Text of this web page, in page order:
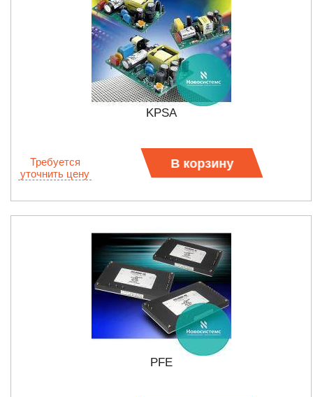
KPSA
Требуется
уточнить цену
В корзину
PFE